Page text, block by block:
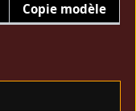
Copie modèle